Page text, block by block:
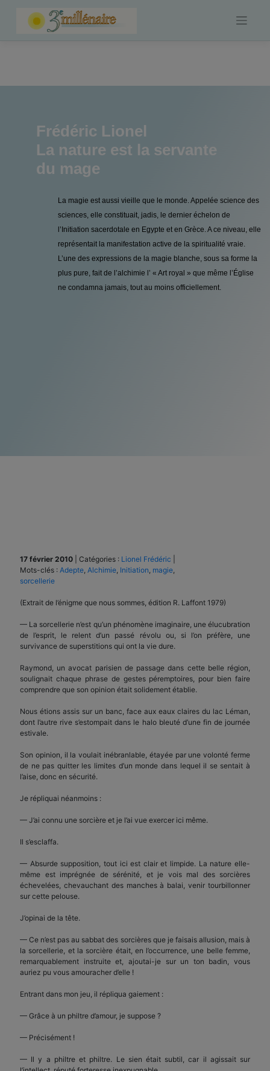
Frédéric Lionel
La nature est la servante
du mage
La magie est aussi vieille que le monde. Appelée science des
sciences, elle constituait, jadis, le dernier échelon de
l’Initiation sacerdotale en Egypte et en Grèce. A ce niveau, elle
représentait la manifestation active de la spiritualité vraie.
L’une des expressions de la magie blanche, sous sa forme la
plus pure, fait de l’alchimie l’ « Art royal » que même l’Église
ne condamna jamais, tout au moins officiellement.
17 février 2010 Catégories : Lionel Frédéric
Mots-clés : Adepte Alchimie Initiation magie
sorcellerie
(Extrait de l’énigme que nous sommes, édition R. Laffont 1979)
— La sorcellerie n’est qu’un phénomène imaginaire, une élucubration
de l’esprit, le relent d’un passé révolu ou, si l’on préfère, une
survivance de superstitions qui ont la vie dure.
Raymond, un avocat parisien de passage dans cette belle région,
soulignait chaque phrase de gestes péremptoires, pour bien faire
comprendre que son opinion était solidement établie.
Nous étions assis sur un banc, face aux eaux claires du lac Léman,
dont l’autre rive s’estompait dans le halo bleuté d’une fin de journée
estivale.
Son opinion, il la voulait inébranlable, étayée par une volonté ferme
de ne pas quitter les limites d’un monde dans lequel il se sentait à
l’aise, donc en sécurité.
Je répliquai néanmoins :
— J’ai connu une sorcière et je l’ai vue exercer ici même.
Il s’esclaffa.
— Absurde supposition, tout ici est clair et limpide. La nature elle-
même est imprégnée de sérénité, et je vois mal des sorcières
échevelées, chevauchant des manches à balai, venir tourbillonner
sur cette pelouse.
J’opinai de la tête.
— Ce n’est pas au sabbat des sorcières que je faisais allusion, mais à
la sorcellerie, et la sorcière était, en l’occurrence, une belle femme,
remarquablement instruite et, ajoutai-je sur un ton badin, vous
auriez pu vous amouracher d’elle !
Entrant dans mon jeu, il répliqua gaiement :
— Grâce à un philtre d’amour, je suppose ?
— Précisément !
— Il y a philtre et philtre. Le sien était subtil, car il agissait sur